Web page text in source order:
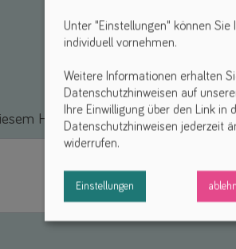
Hilfsmittel *
Unter "Einstellungen" können Sie
individuell vornehmen.
Weitere Informationen erhalten
Datenschutzhinweisen auf
Ihre Einwilligung über den Link in
Datenschutzhinweisen jederzeit
widerrufen.
Einstellungen